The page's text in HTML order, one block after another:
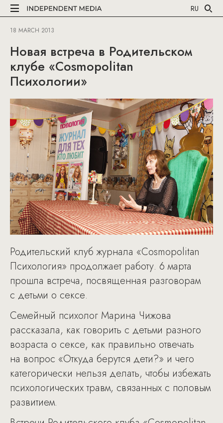
RU
18 MARCH 2013
Новая встреча в Родительском
клубе «Cosmopolitan
Психологии»
Родительский клуб журнала «Cosmopolitan
Психология» продолжает работу. 6 марта
прошла встреча, посвященная разговорам
с детьми о сексе.
Семейный психолог Марина Чижова
рассказала, как говорить с детьми разного
возраста о сексе, как правильно отвечать
на вопрос «Откуда берутся дети?» и чего
категорически нельзя делать, чтобы избежать
психологических травм, связанных с половым
развитием.